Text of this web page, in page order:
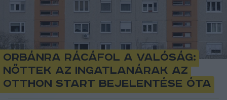
Orbánra rácáfol a valóság:
nőttek az ingatlanárak az
Otthon Start bejelentése óta